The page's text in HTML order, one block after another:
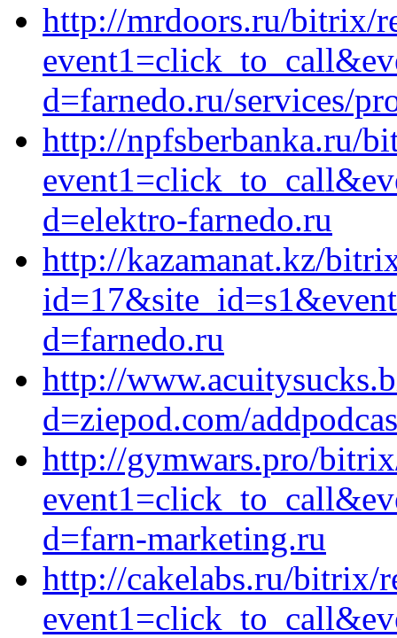
http://mrdoors.ru/bitrix/
d=farnedo.ru/services/
http://npfsberbanka.ru/
d=elektro-farnedo.ru
http://kazamanat.kz/
d=farnedo.ru
http://
d=ziepod.com/
http://gymwars.pro/
d=farn-marketing.ru
http://cakelabs.ru/bitrix/